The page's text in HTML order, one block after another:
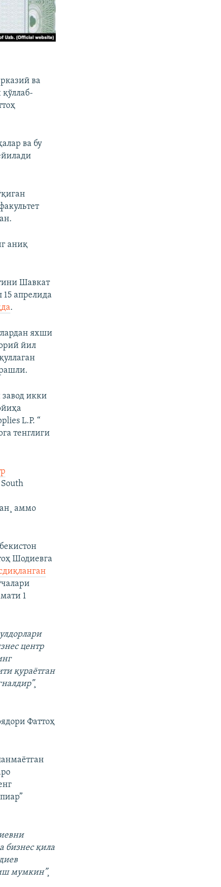
ва
ва бу
аниқ
Шавкат
апрелида
.
яхши
йил
икки
L.P. “
тенглиги
аммо
Шодиевга
1
центр
қураëтган
Фаттоҳ
бизнес қила
мумкин”¸